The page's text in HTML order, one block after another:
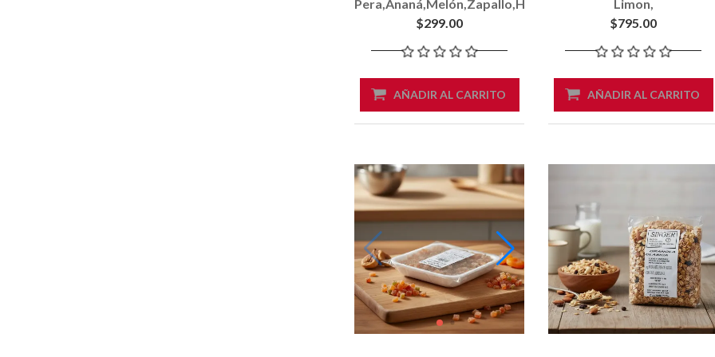
Pera,ananá,melón,zapallo,higos,jengibre,papaya
100 Gr
$299.00
AÑADIR AL CARRITO
Limon,
250 Gr
$795.00
AÑADIR AL CARRITO